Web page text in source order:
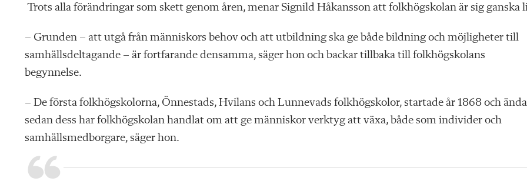
Trots alla förändringar som skett genom åren, menar Signild Håkansson att folkhögskolan är sig ganska
– Grunden – att utgå från människors behov och att utbildning ska ge både bildning och möjligheter till
samhällsdeltagande – är fortfarande densamma, säger hon och backar tillbaka till folkhögskolans
begynnelse.
– De första folkhögskolorna, Önnestads, Hvilans och Lunnevads folkhögskolor, startade år 1868 och ända
sedan dess har folkhögskolan handlat om att ge människor verktyg att växa, både som individer och
samhällsmedborgare, säger hon.